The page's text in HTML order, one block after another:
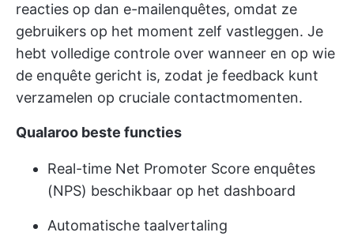
reacties op dan e-mailenquêtes, omdat ze
gebruikers op het moment zelf vastleggen. Je
hebt volledige controle over wanneer en op wie
de enquête gericht is, zodat je feedback kunt
verzamelen op cruciale contactmomenten.
Qualaroo beste functies
Real-time Net Promoter Score enquêtes
(NPS) beschikbaar op het dashboard
Automatische taalvertaling